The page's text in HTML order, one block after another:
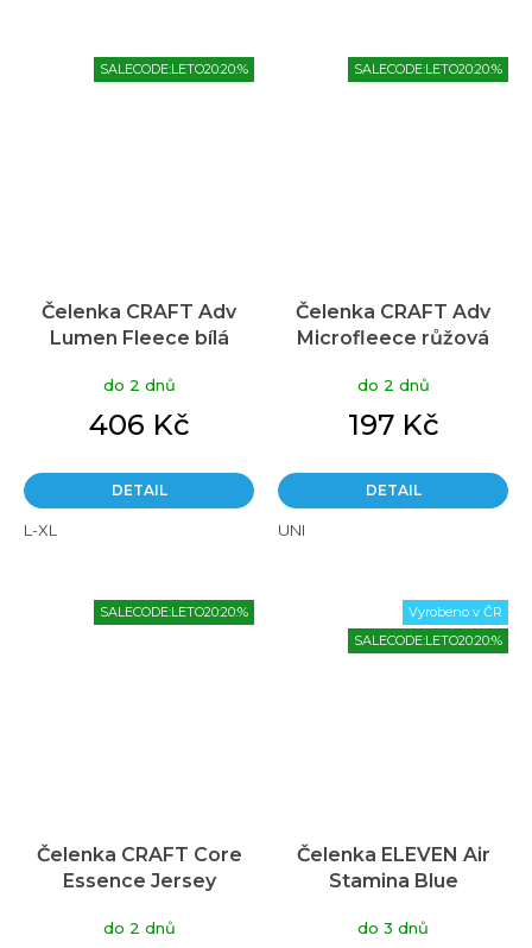
SALECODE:LETO20:20:%
Čelenka CRAFT Adv
Lumen Fleece bílá
do 2 dnů
406 Kč
DETAIL
L-XL
SALECODE:LETO20:20:%
Čelenka CRAFT Adv
Microfleece růžová
do 2 dnů
197 Kč
DETAIL
UNI
SALECODE:LETO20:20:%
Čelenka CRAFT Core
Essence Jersey
do 2 dnů
Vyrobeno v ČR
SALECODE:LETO20:20:%
Čelenka ELEVEN Air
Stamina Blue
do 3 dnů